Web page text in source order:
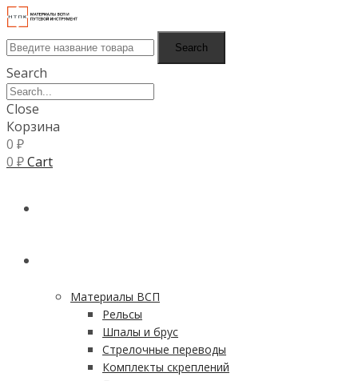
Search
Search
Close
Корзина
0 ₽
0 ₽Cart
Материалы ВСП
Рельсы
Шпалы и брус
Стрелочные переводы
Комплекты скреплений